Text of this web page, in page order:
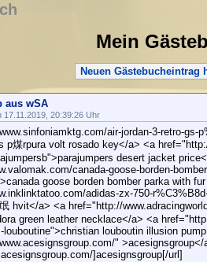
Mein
Neuen Gästebucheintrag
aus wSA
17.11.2019, 20:39:26 Uhr
air-jordan-3-retro-gs-
p煤rpura volt rosado key</a> <a
desert jacket
canada-goose-borden-
goose borden bomber parka with
adidas-zx-750-
hvit</a> <a href="http://
green leather necklace</a> <a
louboutine">christian louboutin illusion
" >acesignsgroup</
]acesignsgroup[/url]